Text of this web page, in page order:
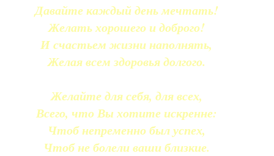
Давайте каждый день мечтать!
Желать хорошего и доброго!
И счастьем жизни наполнять,
Желая всем здоровья долгого.
Желайте для себя, для всех,
Всего, что Вы хотите искренне:
Чтоб непременно был успех,
Чтоб не болели ваши близкие.